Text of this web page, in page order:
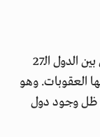
وتفرض اللوائح الأوروبية شرط الإجماع الكامل بين الدول الـ27
العقوبات. وهو
ظل وجود دول